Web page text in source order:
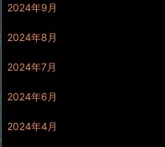
2024年9月
2024年8月
2024年7月
2024年6月
2024年4月